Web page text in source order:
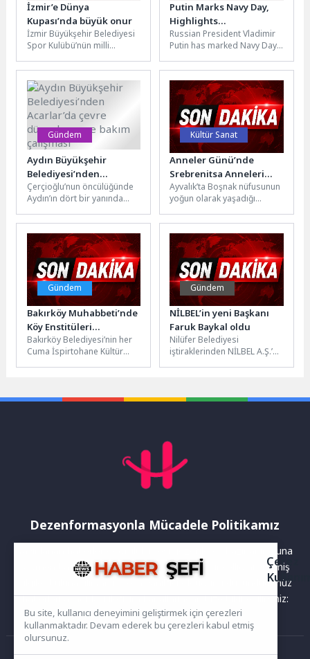
İzmir’e Dünya
Kupası’nda büyük onur
İzmir Büyükşehir Belediyesi
Spor Kulübü’nün milli
Bulgaristan’da düzenlenen
Artistik Cimnastik World
Challenge...
Putin Marks Navy Day,
Highlights
Strengthening of
Russia’s Naval Forces
Russian President Vladimir
Putin has marked Navy Day
naval personnel and...
Gündem
Aydın Büyükşehir
Belediyesi’nden
Acarlar’da çevre
düzenleme ve bakım
çalışması
Çerçioğlu’nun öncülüğünde
Aydın’ın dört bir yanında
devam ediyor.Aydın
Büyükşehir Belediyesi Çevre
Koruma...
Kültür Sanat
Anneler Günü’nde
Srebrenitsa Anneleri
yaşadıkları acıları
anlattı…
Ayvalık’ta Boşnak nüfusunun
yoğun olarak yaşadığı
Ayvalık Belediyesi tarafından
bu yıl 9’uncusu düzenlenen...
Gündem
Bakırköy Muhabbeti’nde
Köy Enstitüleri
Konuşuldu
Bakırköy Belediyesi’nin her
Cuma İspirtohane Kültür
konuğu Sosyolog,...
Gündem
NİLBEL’in yeni Başkanı
Faruk Baykal oldu
Nilüfer Belediyesi
iştiraklerinden NİLBEL A.Ş.’de
Yönetim Kurulu...
Dezenformasyonla Mücadele Politikamız
Yayınlanan haberler doğruluk ilkesi gözetilerek hazırlanır. Buna
rağmen bazı içeriklerde eksik, hatalı veya güncelliğini yitirmiş
bilgiler bulunabilir.Yanlış veya yanıltıcı olduğunu düşündüğünüz
haberleri aşağıdaki iletişim kanallarından bize bildirebilirsiniz:
Çerez
Bu site, kullanıcı deneyimini geliştirmek için çerezleri
kullanmaktadır. Devam ederek bu çerezleri kabul etmiş
olursunuz.